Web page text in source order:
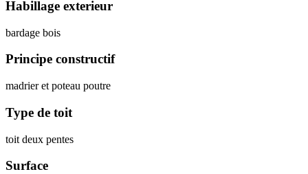
Habillage exterieur
bardage bois
Principe constructif
madrier et poteau poutre
Type de toit
toit deux pentes
Surface